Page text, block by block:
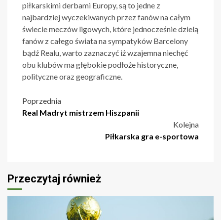
piłkarskimi derbami Europy, są to jedne z
najbardziej wyczekiwanych przez fanów na całym
świecie meczów ligowych, które jednocześnie dzielą
fanów z całego świata na sympatyków Barcelony
bądź Realu, warto zaznaczyć iż wzajemna niechęć
obu klubów ma głębokie podłoże historyczne,
polityczne oraz geograficzne.
Nawigacja
Poprzednia
Real Madryt mistrzem Hiszpanii
Kolejna
Piłkarska gra e-sportowa
Przeczytaj również